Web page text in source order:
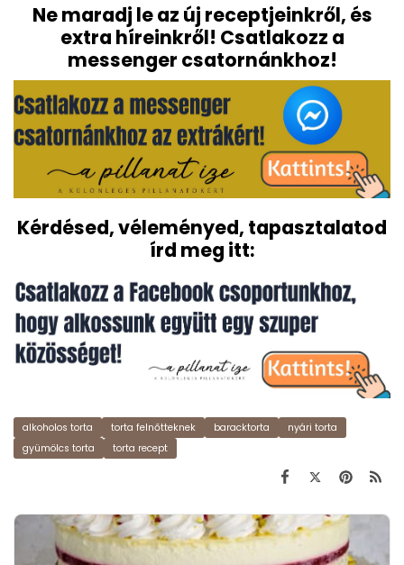
Ne maradj le az új receptjeinkről, és
extra híreinkről! Csatlakozz a
messenger csatornánkhoz!
Kérdésed, véleményed, tapasztalatod
írd meg itt:
alkoholos torta torta felnőtteknek baracktorta
nyári torta
gyümölcs torta
torta recept